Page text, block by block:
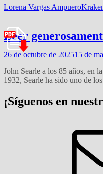
Lorena Vargas Ampuero
Leer
26 de octubre de 202515 de
John Searle a los 85 años, en
1932, Searle ha sido uno de
¡Síguenos en